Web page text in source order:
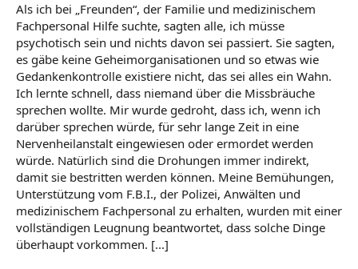
Als ich bei „Freunden“, der Familie und medizinischem
Fachpersonal Hilfe suchte, sagten alle, ich müsse
psychotisch sein und nichts davon sei passiert. Sie sagten,
es gäbe keine Geheimorganisationen und so etwas wie
Gedankenkontrolle existiere nicht, das sei alles ein Wahn.
Ich lernte schnell, dass niemand über die Missbräuche
sprechen wollte. Mir wurde gedroht, dass ich, wenn ich
darüber sprechen würde, für sehr lange Zeit in eine
Nervenheilanstalt eingewiesen oder ermordet werden
würde. Natürlich sind die Drohungen immer indirekt,
damit sie bestritten werden können. Meine Bemühungen,
Unterstützung vom F.B.I., der Polizei, Anwälten und
medizinischem Fachpersonal zu erhalten, wurden mit einer
vollständigen Leugnung beantwortet, dass solche Dinge
überhaupt vorkommen. [...]